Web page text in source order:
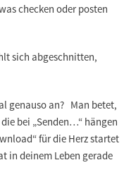
checken oder posten
sich abgeschnitten,
genauso an? Man betet,
bei „Senden…“ hängen
für die Herz startet
in deinem Leben gerade